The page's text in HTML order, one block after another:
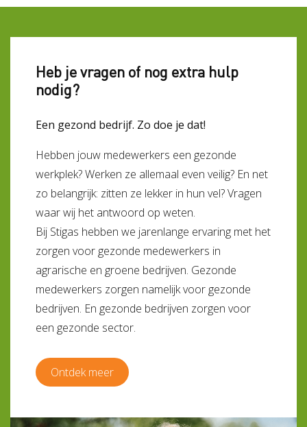
Heb je vragen of nog extra hulp
nodig?
Een gezond bedrijf. Zo doe je dat!
Hebben jouw medewerkers een gezonde
werkplek? Werken ze allemaal even veilig? En net
zo belangrijk: zitten ze lekker in hun vel? Vragen
waar wij het antwoord op weten.
Bij Stigas hebben we jarenlange ervaring met het
zorgen voor gezonde medewerkers in
agrarische en groene bedrijven. Gezonde
medewerkers zorgen namelijk voor gezonde
bedrijven. En gezonde bedrijven zorgen voor
een gezonde sector.
Ontdek meer